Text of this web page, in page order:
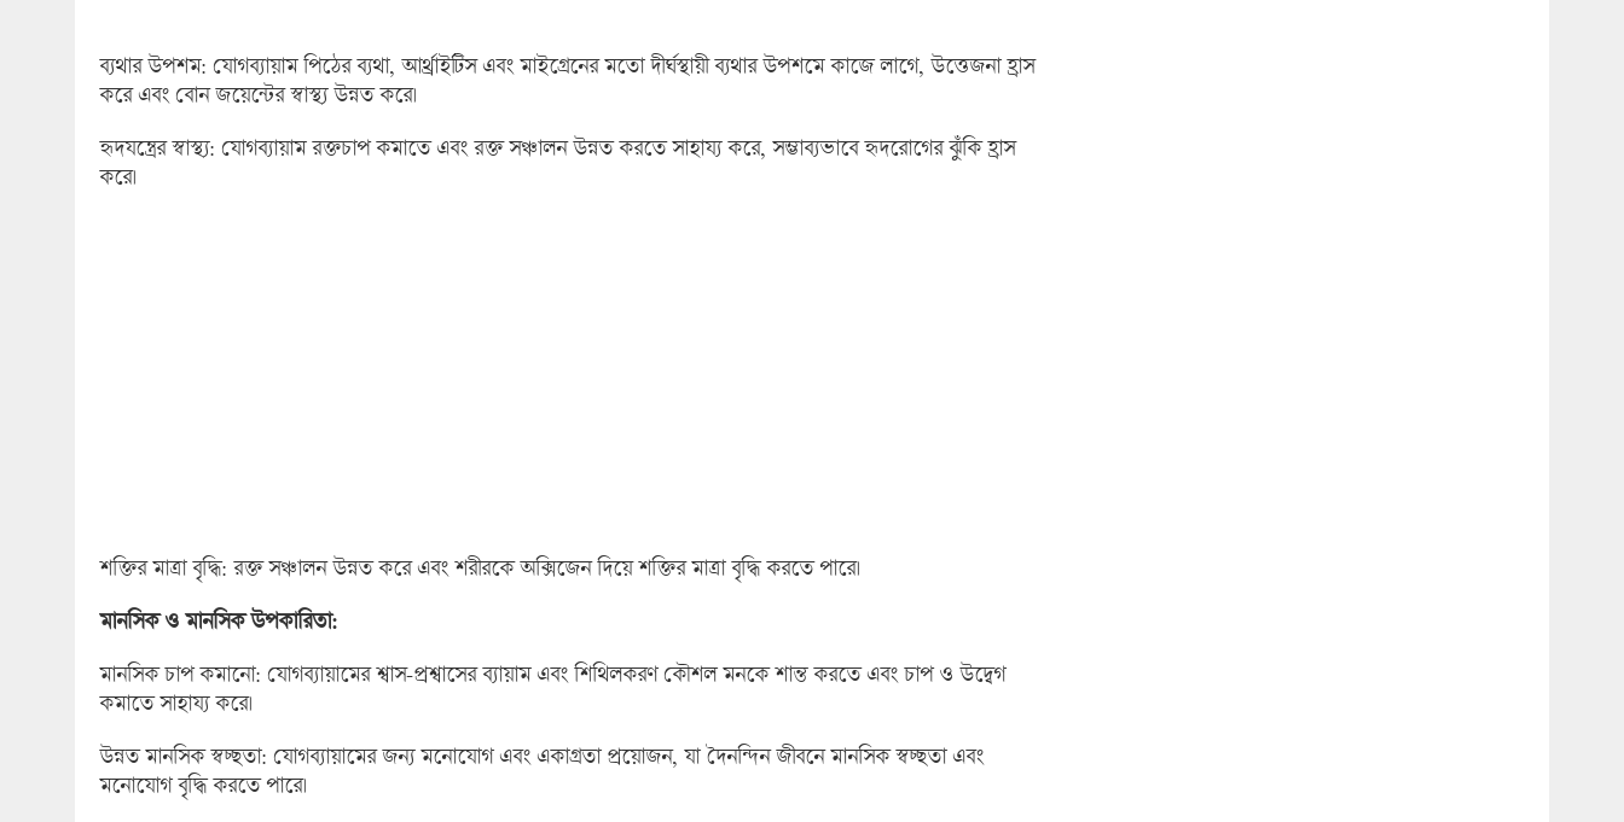
ব্যথার উপশম: যোগব্যায়াম পিঠের ব্যথা, আর্থ্রাইটিস এবং মাইগ্রেনের মতো দীর্ঘস্থায়ী ব্যথার উপশমে কাজে লাগে, উত্তেজনা হ্রাস
করে এবং বোন জয়েন্টের স্বাস্থ্য উন্নত করে।
হৃদযন্ত্রের স্বাস্থ্য: যোগব্যায়াম রক্তচাপ কমাতে এবং রক্ত ​​সঞ্চালন উন্নত করতে সাহায্য করে, সম্ভাব্যভাবে হৃদরোগের ঝুঁকি হ্রাস
করে।
শক্তির মাত্রা বৃদ্ধি: রক্ত সঞ্চালন উন্নত করে এবং শরীরকে অক্সিজেন দিয়ে শক্তির মাত্রা বৃদ্ধি করতে পারে।
মানসিক ও মানসিক উপকারিতা:
মানসিক চাপ কমানো: যোগব্যায়ামের শ্বাস-প্রশ্বাসের ব্যায়াম এবং শিথিলকরণ কৌশল মনকে শান্ত করতে এবং চাপ ও উদ্বেগ
কমাতে সাহায্য করে।
উন্নত মানসিক স্বচ্ছতা: যোগব্যায়ামের জন্য মনোযোগ এবং একাগ্রতা প্রয়োজন, যা দৈনন্দিন জীবনে মানসিক স্বচ্ছতা এবং
মনোযোগ বৃদ্ধি করতে পারে।